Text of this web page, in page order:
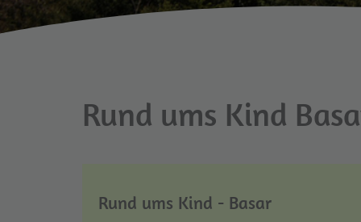
Rund ums Kind
Rund ums Kind - Basar